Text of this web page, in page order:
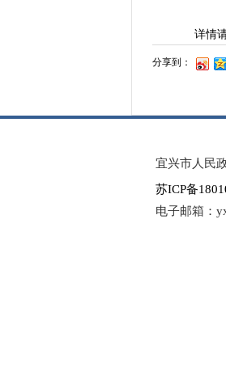
详情请见
分享到：
宜兴市人民
苏ICP备
电子邮箱：